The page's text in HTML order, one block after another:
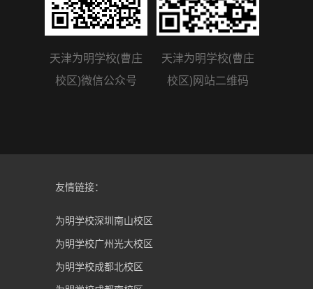
天津为明学校(曹庄
校区)微信公众号
天津为明学校(曹庄
校区)网站二维码
友情链接：
为明学校深圳南山校区
为明学校广州光大校区
为明学校成都北校区